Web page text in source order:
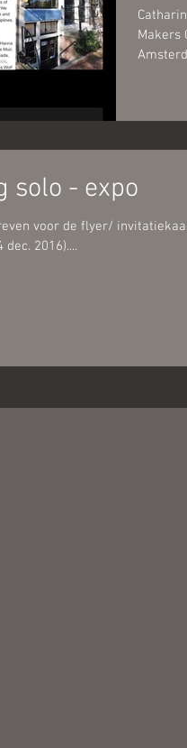
Makers
solo - expo
voor de flyer/
2016)....